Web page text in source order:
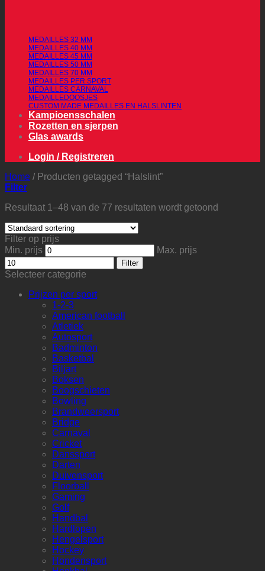
MEDAILLES 32 MM
MEDAILLES 40 MM
MEDAILLES 45 MM
MEDAILLES 50 MM
MEDAILLES 70 MM
MEDAILLES PER SPORT
MEDAILLES CARNAVAL
MEDAILLEDOOSJES
CUSTOM MADE MEDAILLES EN HALSLINTEN
Kampioensschalen
Rozetten en sjerpen
Glas awards
Login / Registreren
Home /Producten getagged “Halslint”
Filter
Resultaat 1–48 van de 77 resultaten wordt getoond
Filter op prijs
Min. prijs
Max. prijs
Filter
Selecteer categorie
Prijzen per sport
1-2-3
American football
Atletiek
Autosport
Badminton
Basketbal
Biljart
Boksen
Boogschieten
Bowling
Brandweersport
Bridge
Carnaval
Cricket
Danssport
Darten
Duivensport
Floorball
Gaming
Golf
Handbal
Hardlopen
Hengelsport
Hockey
Hondensport